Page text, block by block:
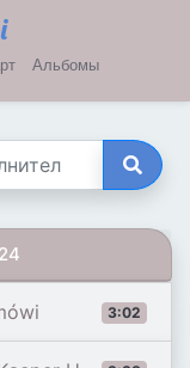
Альбомы
3:02